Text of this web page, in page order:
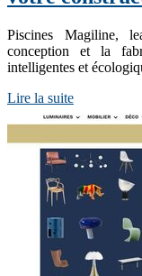
Piscines Magiline,
conception et la
intelligentes et
Lire la suite